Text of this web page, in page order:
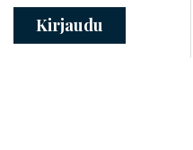
Kirjaudu